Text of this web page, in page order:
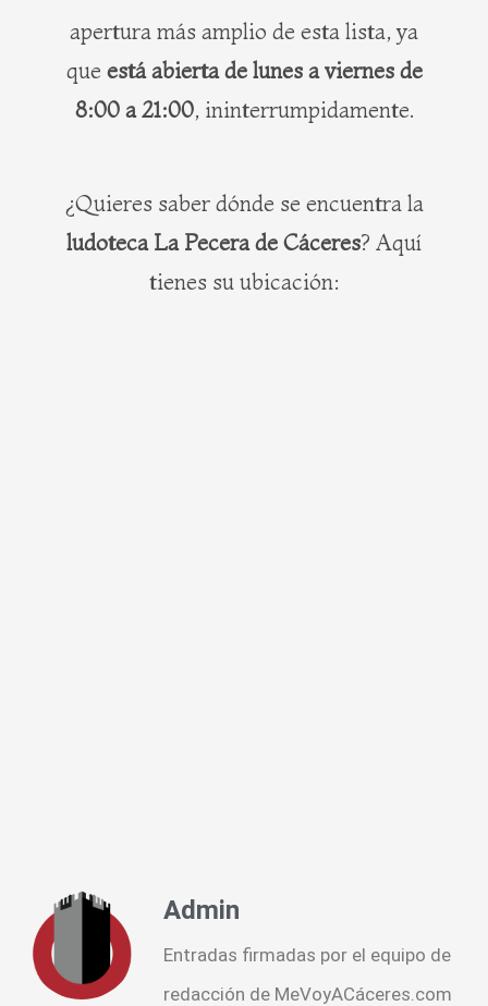
apertura más amplio de esta lista, ya
que está abierta de lunes a viernes de
8:00 a 21:00, ininterrumpidamente.
¿Quieres saber dónde se encuentra la
ludoteca La Pecera de Cáceres? Aquí
tienes su ubicación:
Admin
Entradas firmadas por el equipo de
redacción de MeVoyACáceres.com